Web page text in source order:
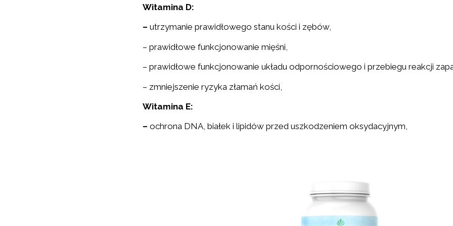
Witamina D:
– utrzymanie prawidłowego stanu kości i zębów,
– prawidłowe funkcjonowanie mięśni,
– prawidłowe funkcjonowanie układu odpornościowego i przebiegu reakcji
– zmniejszenie ryzyka złamań kości,
Witamina E:
– ochrona DNA, białek i lipidów przed uszkodzeniem oksydacyjnym,